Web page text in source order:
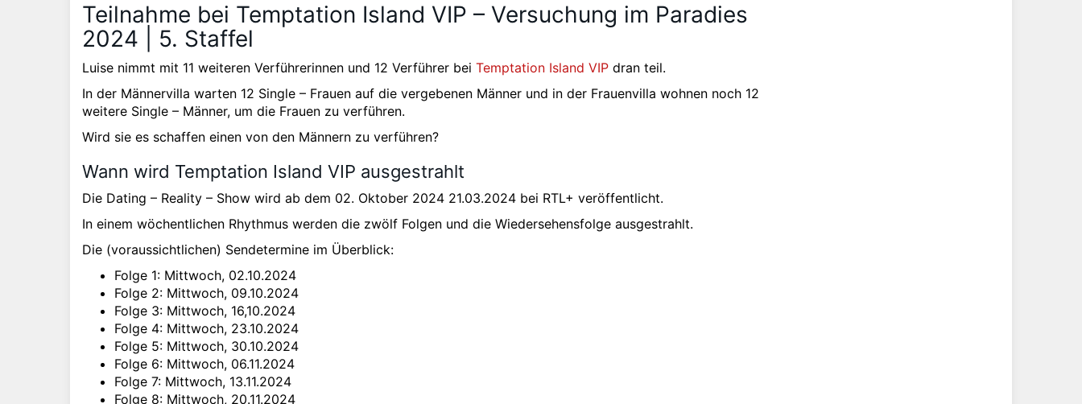
Teilnahme bei Temptation Island VIP – Versuchung im Paradies
2024 | 5. Staffel
Luise nimmt mit 11 weiteren Verführerinnen und 12 Verführer bei Temptation Island VIP dran teil.
In der Männervilla warten 12 Single – Frauen auf die vergebenen Männer und in der Frauenvilla wohnen noch 12
weitere Single – Männer, um die Frauen zu verführen.
Wird sie es schaffen einen von den Männern zu verführen?
Wann wird Temptation Island VIP ausgestrahlt
Die Dating – Reality – Show wird ab dem 02. Oktober 2024 21.03.2024 bei RTL+ veröffentlicht.
In einem wöchentlichen Rhythmus werden die zwölf Folgen und die Wiedersehensfolge ausgestrahlt.
Die (voraussichtlichen) Sendetermine im Überblick:
Folge 1: Mittwoch, 02.10.2024
Folge 2: Mittwoch, 09.10.2024
Folge 3: Mittwoch, 16,10.2024
Folge 4: Mittwoch, 23.10.2024
Folge 5: Mittwoch, 30.10.2024
Folge 6: Mittwoch, 06.11.2024
Folge 7: Mittwoch, 13.11.2024
Folge 8: Mittwoch, 20.11.2024